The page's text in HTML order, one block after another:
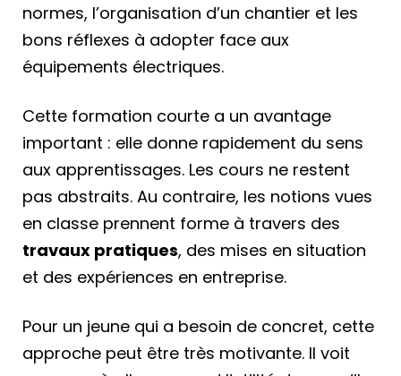
normes, l’organisation d’un chantier et les
bons réflexes à adopter face aux
équipements électriques.
Cette formation courte a un avantage
important : elle donne rapidement du sens
aux apprentissages. Les cours ne restent
pas abstraits. Au contraire, les notions vues
en classe prennent forme à travers des
travaux pratiques, des mises en situation
et des expériences en entreprise.
Pour un jeune qui a besoin de concret, cette
approche peut être très motivante. Il voit